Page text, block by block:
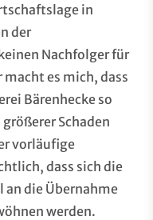
in
der
Nachfolger für
es mich, dass
Bärenhecke so
Schaden
vorläufige
dass sich die
an die Übernahme
werden.